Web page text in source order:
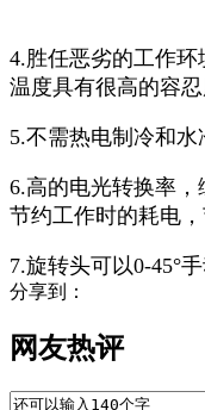
4.胜任恶劣的工作环
温度具有很高的容忍
5.不需热电制冷和水
6.高的电光转换率
节约工作时的耗电，
7.旋转头可以0-45°手
分享到：
网友热评